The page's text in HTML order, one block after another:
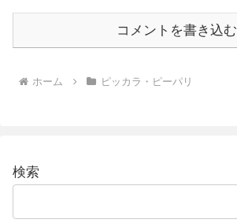
コメントを書き込む
ホーム ピッカラ・ピーパリ
検索